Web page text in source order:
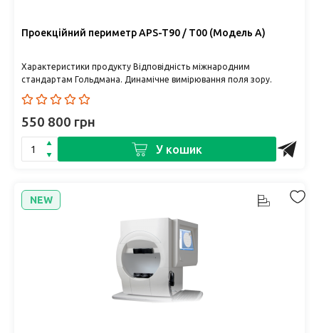
Проекційний периметр APS-T90 / T00 (Модель A)
Характеристики продукту Відповідність міжнародним
стандартам Гольдмана. Динамічне вимірювання поля зору.
Повністю автома..
550 800 грн
У кошик
NEW